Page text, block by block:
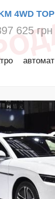
4WD TOP
625 грн
автомат